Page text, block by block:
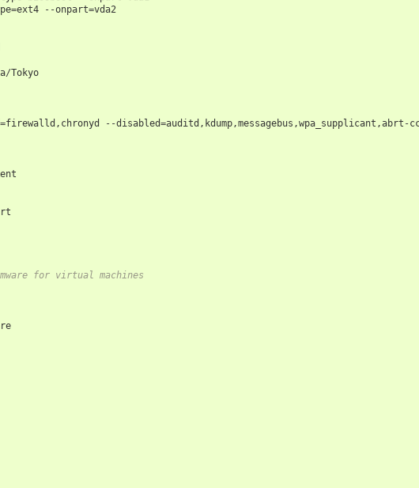
=ext4 --onpart=vda2
/Tokyo
=firewalld , chronyd --disabled=auditd , kdump,messagebus ,wpa_supplicant ,abrt -
for virtual machines